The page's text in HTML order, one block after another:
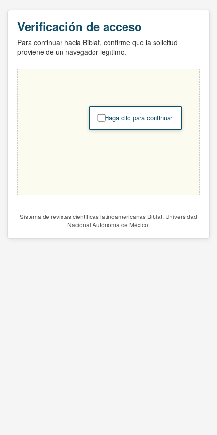
Verificación de acceso
Para continuar hacia Biblat, confirme que la solicitud
proviene de un navegador legítimo.
Haga clic para continuar
Sistema de revistas científicas latinoamericanas Biblat. Universidad
Nacional Autónoma de México.